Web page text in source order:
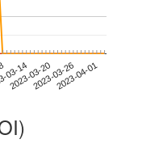
03-14
2023-03-202023-03-262023-04-01